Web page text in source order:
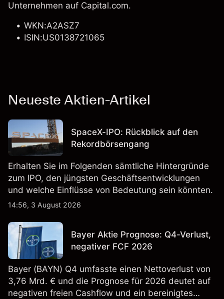
Unternehmen auf Capital.com.
WKN:A2ASZ7
ISIN:US0138721065
Neueste Aktien-Artikel
SpaceX-IPO: Rückblick auf den
Rekordbörsengang
Erhalten Sie im Folgenden sämtliche Hintergründe
zum IPO, den jüngsten Geschäftsentwicklungen
und welche Einflüsse von Bedeutung sein könnten.
14:56, 3 August 2026
Bayer Aktie Prognose: Q4-Verlust,
negativer FCF 2026
Bayer (BAYN) Q4 umfasste einen Nettoverlust von
3,76 Mrd. € und die Prognose für 2026 deutet auf
negativen freien Cashflow und ein bereinigtes